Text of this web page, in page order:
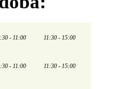
- 11:00 11:30 - 15:00
- 11:00 11:30 - 15:00